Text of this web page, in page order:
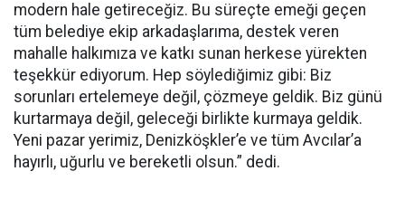
modern hale getireceğiz. Bu süreçte emeği geçen
tüm belediye ekip arkadaşlarıma, destek veren
mahalle halkımıza ve katkı sunan herkese yürekten
teşekkür ediyorum. Hep söylediğimiz gibi: Biz
sorunları ertelemeye değil, çözmeye geldik. Biz günü
kurtarmaya değil, geleceği birlikte kurmaya geldik.
Yeni pazar yerimiz, Denizköşkler’e ve tüm Avcılar’a
hayırlı, uğurlu ve bereketli olsun.” dedi.